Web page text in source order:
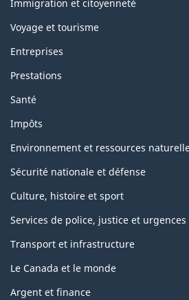
topics
Immigration et citoyenneté
Voyage et tourisme
Entreprises
Prestations
Santé
Impôts
Environnement et ressources
Sécurité nationale et défense
Culture, histoire et sport
Services de police, justice et urgences
Transport et infrastructure
Le Canada et le monde
Argent et finance